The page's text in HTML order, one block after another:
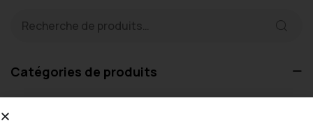
Catégories de produits